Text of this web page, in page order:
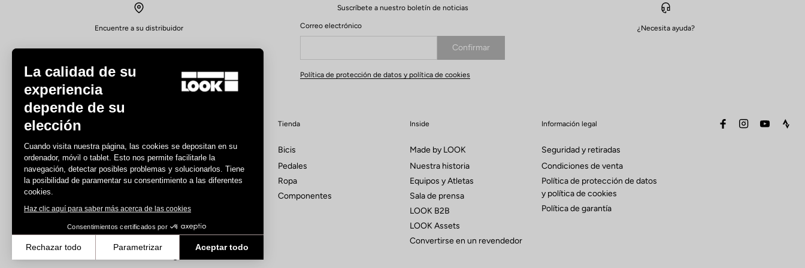
Encuentre a su distribuidor
Suscríbete a nuestro boletín de noticias
Correo electrónico
Confirmar
Su correo electrónico ha sido registrado
Política de protección de datos y política de cookies
¿Necesita ayuda?
Carretera
Pista
Triatlón
E-bike
MTB
Tienda
Bicis
Pedales
Ropa
Componentes
Inside
Made by LOOK
Nuestra historia
Equipos y Atletas
Sala de prensa
LOOK B2B
LOOK Assets
Convertirse en un revendedor
Información legal
Seguridad y retiradas
Condiciones de venta
Política de protección de datos
y política de cookies
Política de garantía
facebookinstagramyoutube
La calidad de su
experiencia
depende de su
elección
Cuando visita nuestra página, las cookies se depositan en su
ordenador, móvil o tablet. Esto nos permite facilitarle la
navegación, detectar posibles problemas y solucionarlos. Tiene
la posibilidad de paramentar su consentimiento a las diferentes
cookies.
Haz clic aquí para saber más acerca de las cookies
Consentimientos certificados por
Rechazar todo Parametrizar
Aceptar todo